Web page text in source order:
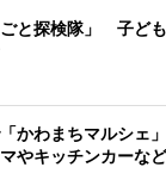
と探検隊」 子ど
かわまちマルシェ
やキッチンカーなど